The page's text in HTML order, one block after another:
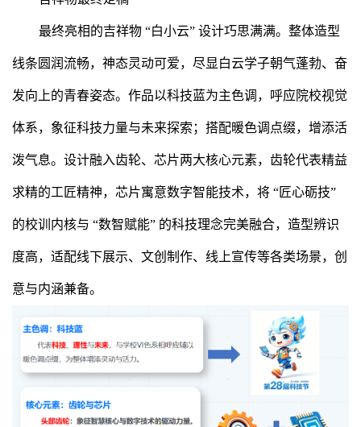
最终亮相的吉祥物 “白小云” 设计巧思满满。整体造型
线条圆润流畅，神态灵动可爱，尽显白云学子朝气蓬勃、奋
发向上的青春姿态。作品以科技蓝为主色调，呼应院校视觉
体系，象征科技力量与未来探索；搭配暖色调点缀，增添活
泼气息。设计融入齿轮、芯片两大核心元素，齿轮代表精益
求精的工匠精神，芯片寓意数字智能技术，将 “匠心砺技”
的校训内核与 “数智赋能” 的科技理念完美融合，造型辨识
度高，适配线下展示、文创制作、线上宣传等各类场景，创
意与内涵兼备。